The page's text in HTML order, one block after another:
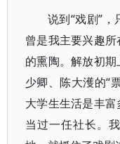
说到“戏剧”
曾是我主要兴趣
的熏陶。解放初
少卿、陈大濩的“
大学生生活是丰
当过一任社长。